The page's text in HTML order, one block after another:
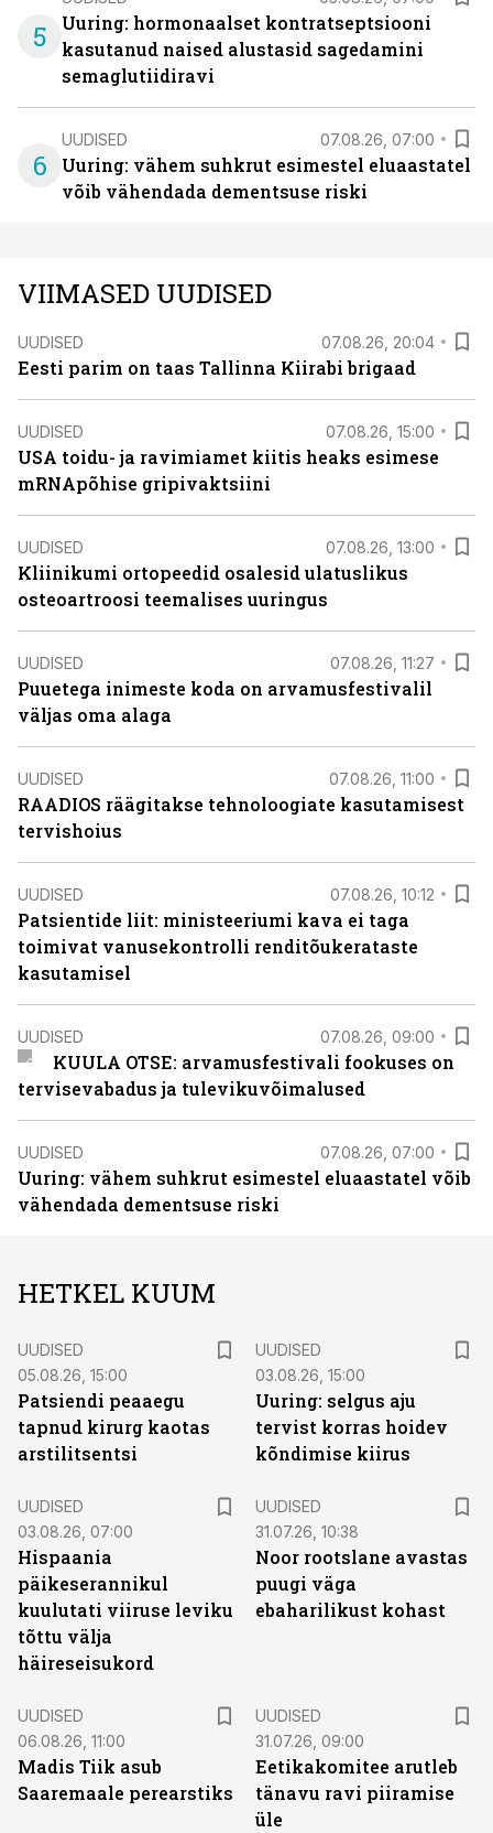
5
Uuring: hormonaalset kontratseptsiooni
kasutanud naised alustasid sagedamini
semaglutiidiravi
6
UUDISED 07.08.26, 07:00
Uuring: vähem suhkrut esimestel eluaastatel
võib vähendada dementsuse riski
VIIMASED UUDISED
UUDISED 07.08.26, 20:04
Eesti parim on taas Tallinna Kiirabi brigaad
UUDISED 07.08.26, 15:00
USA toidu- ja ravimiamet kiitis heaks esimese
mRNApõhise gripivaktsiini
UUDISED 07.08.26, 13:00
Kliinikumi ortopeedid osalesid ulatuslikus
osteoartroosi teemalises uuringus
UUDISED 07.08.26, 11:27
Puuetega inimeste koda on arvamusfestivalil
väljas oma alaga
UUDISED 07.08.26, 11:00
RAADIOS räägitakse tehnoloogiate kasutamisest
tervishoius
UUDISED 07.08.26, 10:12
Patsientide liit: ministeeriumi kava ei taga
toimivat vanusekontrolli renditõukerataste
kasutamisel
UUDISED 07.08.26, 09:00
KUULA OTSE: arvamusfestivali fookuses on
tervisevabadus ja tulevikuvõimalused
UUDISED 07.08.26, 07:00
Uuring: vähem suhkrut esimestel eluaastatel võib
vähendada dementsuse riski
HETKEL KUUM
UUDISED
05.08.26, 15:00
Patsiendi peaaegu
tapnud kirurg kaotas
arstilitsentsi
UUDISED
03.08.26, 15:00
Uuring: selgus aju
tervist korras hoidev
kõndimise kiirus
UUDISED
03.08.26, 07:00
Hispaania
päikeserannikul
kuulutati viiruse leviku
tõttu välja
häireseisukord
UUDISED
31.07.26, 10:38
Noor rootslane avastas
puugi väga
ebaharilikust kohast
UUDISED
06.08.26, 11:00
Madis Tiik asub
Saaremaale perearstiks
UUDISED
31.07.26, 09:00
Eetikakomitee arutleb
tänavu ravi piiramise
üle